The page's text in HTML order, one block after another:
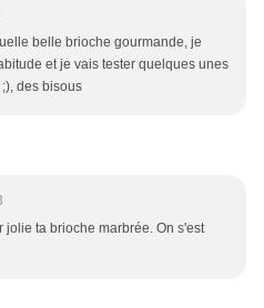
belle brioche gourmande, je
et je vais tester quelques unes
des bisous
ta brioche marbrée. On s'est